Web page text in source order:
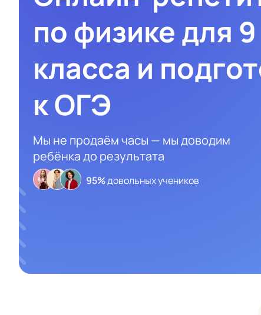
по физике для 9
класса и
к ОГЭ
Мы не продаём часы — мы доводим
ребёнка до результата
95%довольных учеников